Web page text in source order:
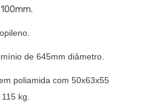
de 645mm diâmetro.
poliamida com 50x63x55
kg.